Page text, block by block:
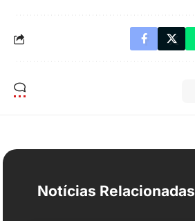
Notícias Relacionadas